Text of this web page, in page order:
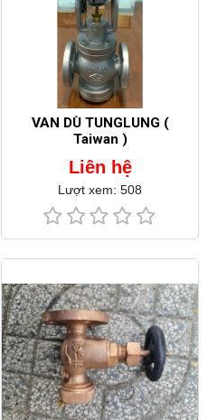
VAN DÙ TUNGLUNG (
Taiwan )
Liên hệ
Lượt xem: 508